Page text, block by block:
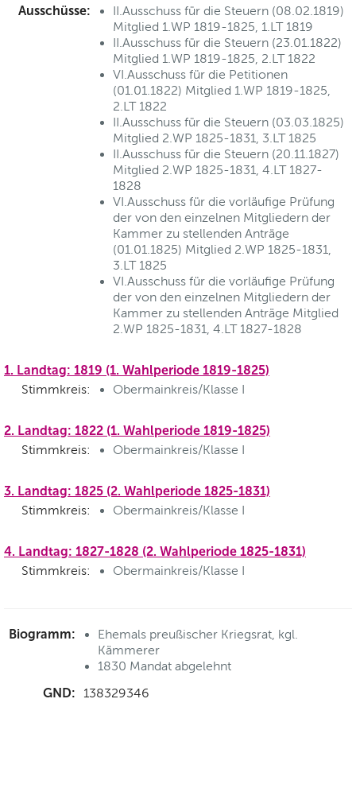
Ausschüsse:
II.Ausschuss für die Steuern (08.02.1819)
Mitglied 1.WP 1819-1825, 1.LT 1819
II.Ausschuss für die Steuern (23.01.1822)
Mitglied 1.WP 1819-1825, 2.LT 1822
VI.Ausschuss für die Petitionen
(01.01.1822) Mitglied 1.WP 1819-1825,
2.LT 1822
II.Ausschuss für die Steuern (03.03.1825)
Mitglied 2.WP 1825-1831, 3.LT 1825
II.Ausschuss für die Steuern (20.11.1827)
Mitglied 2.WP 1825-1831, 4.LT 1827-
1828
VI.Ausschuss für die vorläufige Prüfung
der von den einzelnen Mitgliedern der
Kammer zu stellenden Anträge
(01.01.1825) Mitglied 2.WP 1825-1831,
3.LT 1825
VI.Ausschuss für die vorläufige Prüfung
der von den einzelnen Mitgliedern der
Kammer zu stellenden Anträge Mitglied
2.WP 1825-1831, 4.LT 1827-1828
1. Landtag: 1819 (1. Wahlperiode 1819-1825)
Stimmkreis: Obermainkreis/Klasse I
2. Landtag: 1822 (1. Wahlperiode 1819-1825)
Stimmkreis: Obermainkreis/Klasse I
3. Landtag: 1825 (2. Wahlperiode 1825-1831)
Stimmkreis: Obermainkreis/Klasse I
4. Landtag: 1827-1828 (2. Wahlperiode 1825-1831)
Stimmkreis: Obermainkreis/Klasse I
Biogramm:
Ehemals preußischer Kriegsrat, kgl.
Kämmerer
1830 Mandat abgelehnt
GND: 138329346